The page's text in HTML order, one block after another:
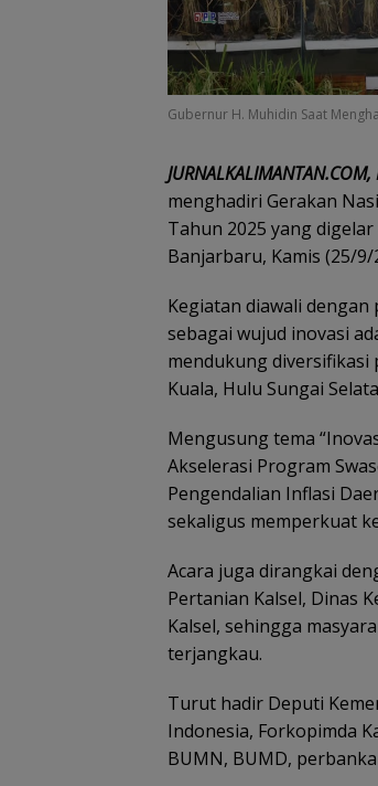
Gubernur H. Muhidin Saat
JURNALKALIMANTAN.COM,
menghadiri Gerakan
Tahun 2025 yang
Banjarbaru, Kamis (25/9/
Kegiatan diawali
sebagai wujud inovasi
mendukung
Kuala, Hulu Sungai
Mengusung tema
Akselerasi Program
Pengendalian Inflasi
sekaligus memperkuat
Acara juga dirangkai
Pertanian Kalsel, Dinas
Kalsel, sehingga
terjangkau.
Turut hadir Deputi
Indonesia, Forkopimda
BUMN, BUMD,